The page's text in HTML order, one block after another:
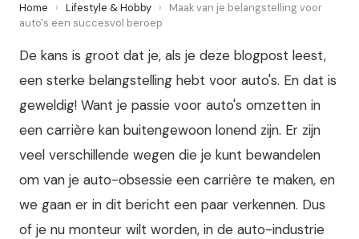
Home › Lifestyle & Hobby ›
Maak van je belangstelling voor
auto's een succesvol beroep
De kans is groot dat je, als je deze blogpost leest,
een sterke belangstelling hebt voor auto's. En dat is
geweldig! Want je passie voor auto's omzetten in
een carrière kan buitengewoon lonend zijn. Er zijn
veel verschillende wegen die je kunt bewandelen
om van je auto-obsessie een carrière te maken, en
we gaan er in dit bericht een paar verkennen. Dus
of je nu monteur wilt worden, in de auto-industrie